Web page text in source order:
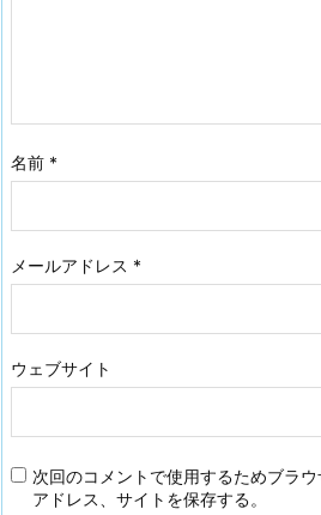
名前 *
メールアドレス *
ウェブサイト
次回のコメントで使用するためブラ
アドレス、サイトを保存する。